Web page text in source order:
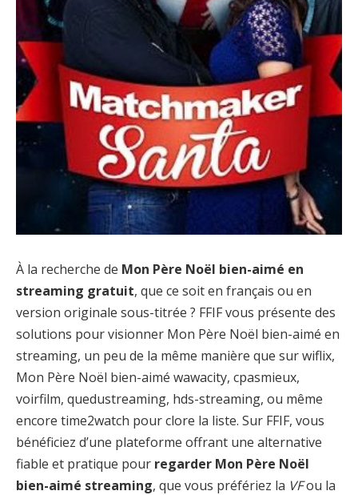
À la recherche de Mon Père Noël bien-aimé en
streaming gratuit, que ce soit en français ou en
version originale sous-titrée ? FFIF vous présente des
solutions pour visionner Mon Père Noël bien-aimé en
streaming, un peu de la même manière que sur wiflix,
Mon Père Noël bien-aimé wawacity, cpasmieux,
voirfilm, quedustreaming, hds-streaming, ou même
encore time2watch pour clore la liste. Sur FFIF, vous
bénéficiez d’une plateforme offrant une alternative
fiable et pratique pour regarder Mon Père Noël
bien-aimé streaming, que vous préfériez la VFou la